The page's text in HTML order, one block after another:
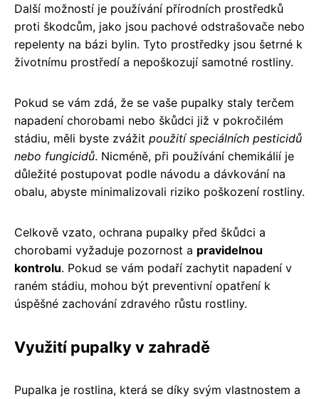
Další možností je používání přírodních prostředků
proti škodcům, jako jsou pachové odstrašovače nebo
repelenty na bázi bylin. Tyto prostředky jsou šetrné k
životnímu prostředí a nepoškozují samotné rostliny.
Pokud se vám zdá, že se vaše pupalky staly terčem
napadení chorobami nebo škůdci již v pokročilém
stádiu, měli byste zvážit použití speciálních pesticidů
nebo fungicidů. Nicméně, při používání chemikálií je
důležité postupovat podle návodu a dávkování na
obalu, abyste minimalizovali riziko poškození rostliny.
Celkově vzato, ochrana pupalky před škůdci a
chorobami vyžaduje pozornost a pravidelnou
kontrolu. Pokud se vám podaří zachytit napadení v
raném stádiu, mohou být preventivní opatření k
úspěšné zachování zdravého růstu rostliny.
Využití pupalky v zahradě
Pupalka je rostlina, která se díky svým vlastnostem a